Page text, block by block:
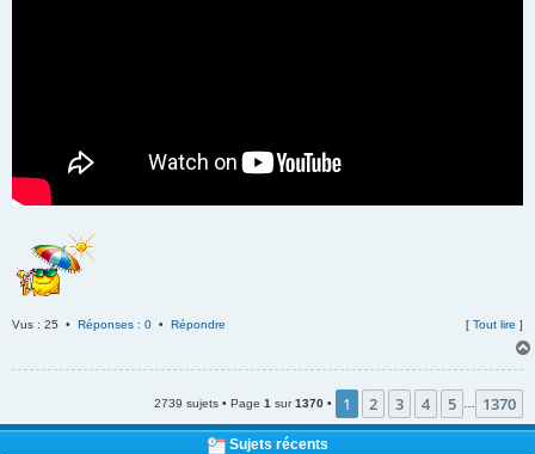
Vus : 25 • Réponses : 0 • Répondre [ Tout lire ]
2739 sujets • Page 1 sur1370 • 1 2 3 4 5 1370
Sujets récents